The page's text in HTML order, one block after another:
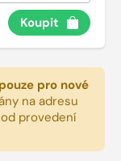
Koupit
pro nové
na adresu
provedení